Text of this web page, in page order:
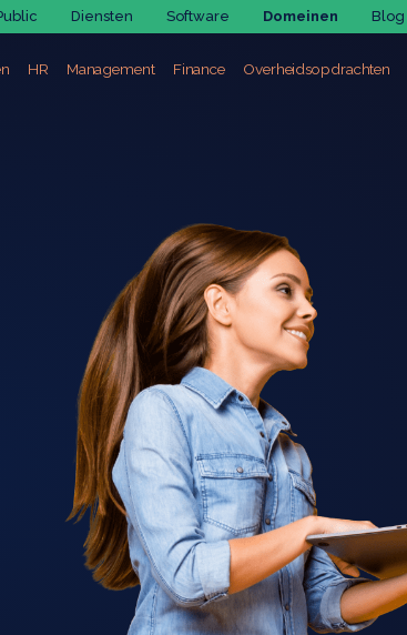
Diensten Software Domeinen Blog
HR
Gerichte Search
Campagne op maat
Werving & selectie
Coaching en ontwikkeling
Management Finance Overheidsopdrachten
Public Partners JobSolutions